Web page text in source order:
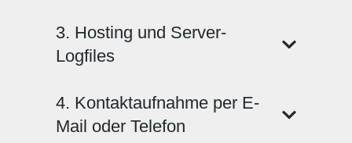
3. Hosting und Server-
Logfiles
4. Kontaktaufnahme per E-
Mail oder Telefon